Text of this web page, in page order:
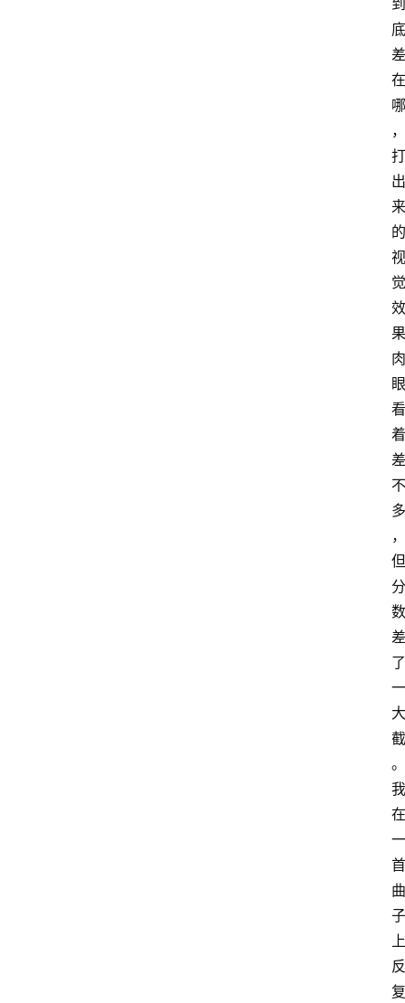
到
底
差
在
哪
，
打
出
来
的
视
觉
效
果
肉
眼
看
着
差
不
多
，
但
分
数
差
了
一
大
截
。
我
在
一
首
曲
子
上
反
复